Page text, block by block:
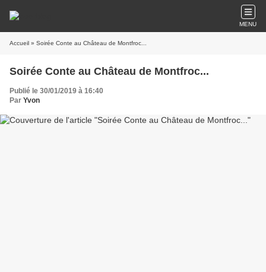
MENU
Accueil » Soirée Conte au Château de Montfroc...
Soirée Conte au Château de Montfroc...
Publié le 30/01/2019 à 16:40
Par Yvon